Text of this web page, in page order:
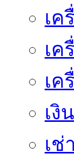
เค
เค
เค
เงิ
เช่